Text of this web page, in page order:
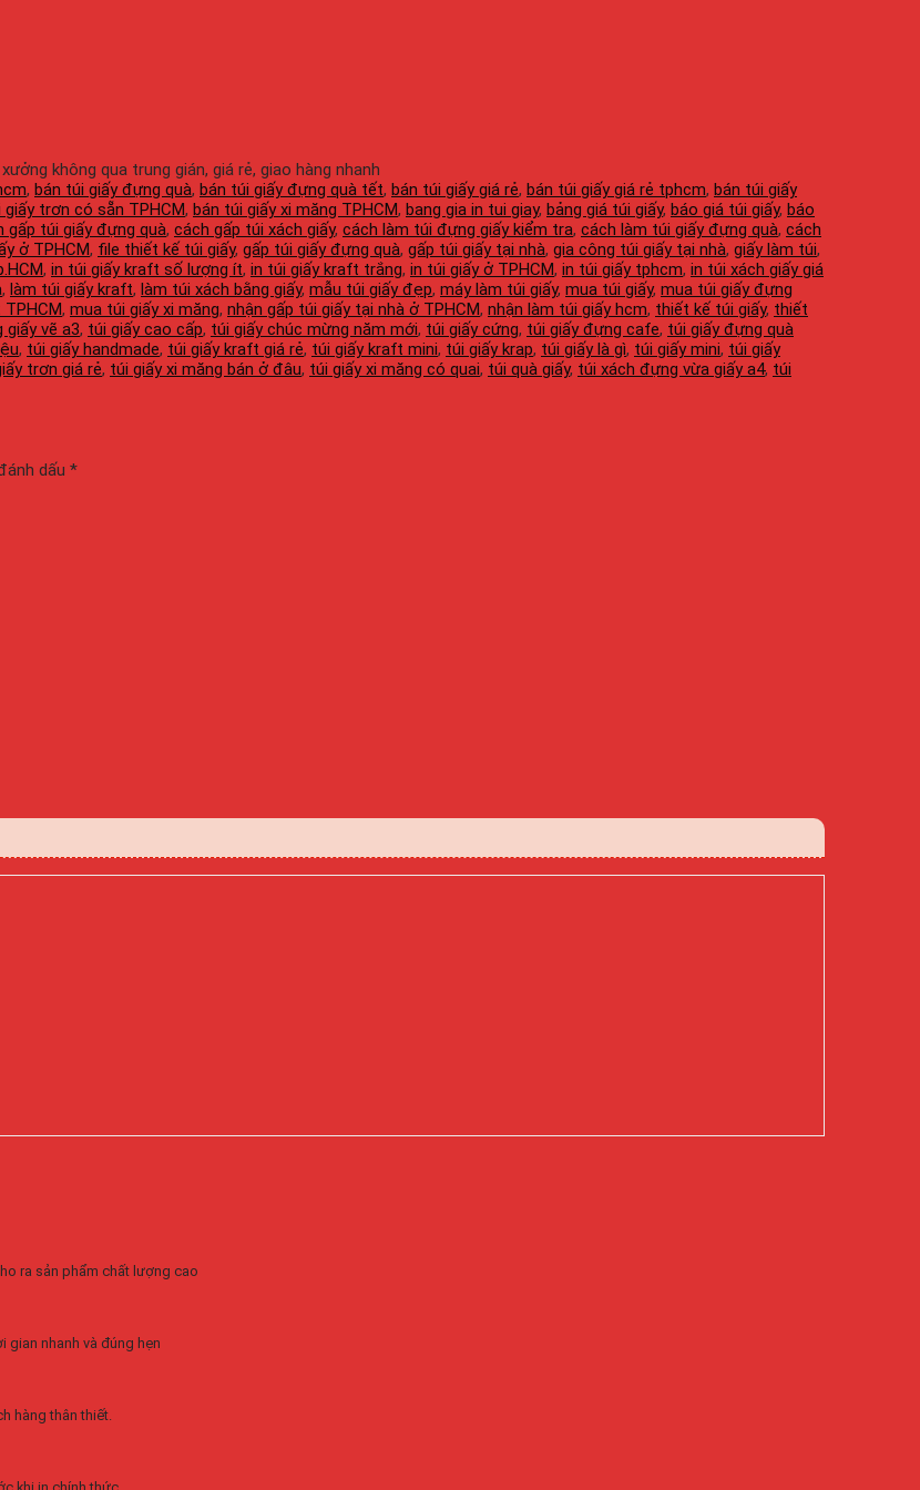
không qua trung gián, giá rẻ, giao hàng nhanh
, bán túi giấy đựng quà, bán túi giấy đựng quà tết, bán túi giấy giá rẻ, bán túi giấy giá rẻ tphcm, bán túi giấy
giấy trơn có sẵn TPHCM, bán túi giấy xi măng TPHCM, bang gia in tui giay, bảng giá túi giấy, báo giá túi giấy, báo
gấp túi giấy đựng quà, cách gấp túi xách giấy, cách làm túi đựng giấy kiểm tra, cách làm túi giấy đựng quà, cách
ở TPHCM, file thiết kế túi giấy, gấp túi giấy đựng quà, gấp túi giấy tại nhà, gia công túi giấy tại nhà, giấy làm túi,
, in túi giấy kraft số lượng ít, in túi giấy kraft trắng, in túi giấy ở TPHCM, in túi giấy tphcm, in túi xách giấy giá
, làm túi giấy kraft, làm túi xách bằng giấy, mẫu túi giấy đẹp, máy làm túi giấy, mua túi giấy, mua túi giấy đựng
, mua túi giấy xi măng, nhận gấp túi giấy tại nhà ở TPHCM, nhận làm túi giấy hcm, thiết kế túi giấy, thiết
giấy vẽ a3, túi giấy cao cấp, túi giấy chúc mừng năm mới, túi giấy cứng, túi giấy đựng cafe, túi giấy đựng quà
, túi giấy handmade, túi giấy kraft giá rẻ, túi giấy kraft mini, túi giấy krap, túi giấy là gì, túi giấy mini, túi giấy
trơn giá rẻ, túi giấy xi măng bán ở đâu, túi giấy xi măng có quai, túi quà giấy, túi xách đựng vừa giấy a4, túi
dấu *
ra sản phẩm chất lượng cao
gian nhanh và đúng hẹn
hàng thân thiết.